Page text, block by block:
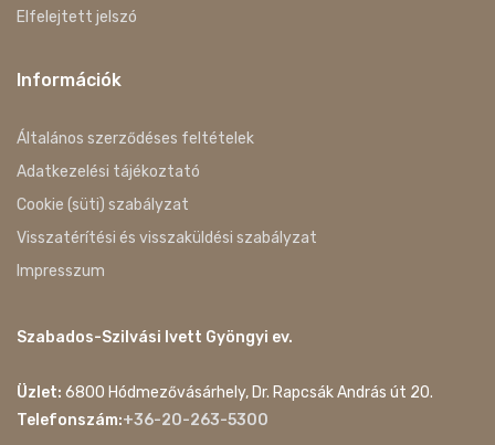
Elfelejtett jelszó
Információk
Általános szerződéses feltételek
Adatkezelési tájékoztató
Cookie (süti) szabályzat
Visszatérítési és visszaküldési szabályzat
Impresszum
Szabados-Szilvási Ivett Gyöngyi ev.
Üzlet: 6800 Hódmezővásárhely, Dr. Rapcsák András út 20.
Telefonszám:+36-20-263-5300